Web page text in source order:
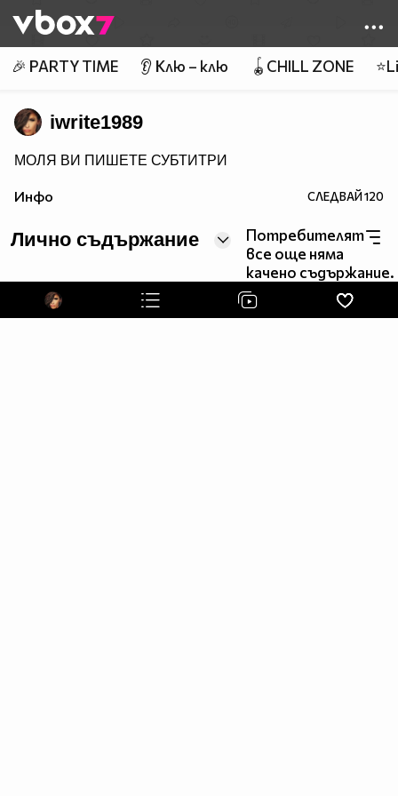
👾
🎉 PARTY TIME 👂 Клю – клю 🪀CHILL ZONE
iwrite1989
МОЛЯ ВИ ПИШЕТЕ СУБТИТРИ
Инфо СЛЕДВАЙ120
Лично съдържание
Потребителят
все още няма
качено съдържание.